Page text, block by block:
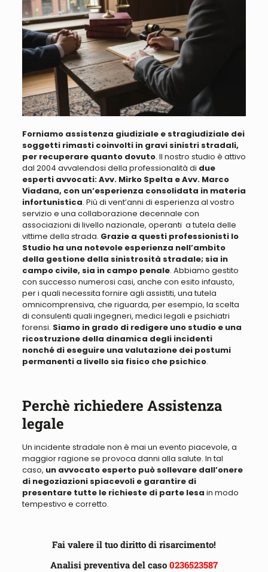
Forniamo assistenza giudiziale e stragiudiziale dei
soggetti rimasti coinvolti in gravi sinistri stradali,
per recuperare quanto dovuto. Il nostro studio è attivo
dal 2004 avvalendosi della professionalità di due
esperti avvocati: Avv. Mirko Spelta e Avv. Marco
Viadana, con un’esperienza consolidata in materia
infortunistica. Più di vent’anni di esperienza al vostro
servizio e una collaborazione decennale con
associazioni di livello nazionale, operanti a tutela delle
vittime della strada. Grazie a questi professionisti lo
Studio ha una notevole esperienza nell’ambito
della gestione della sinistrosità stradale; sia in
campo civile, sia in campo penale. Abbiamo gestito
con successo numerosi casi, anche con esito infausto,
per i quali necessita fornire agli assistiti, una tutela
omnicomprensiva, che riguarda, per esempio, la scelta
di consulenti quali ingegneri, medici legali e psichiatri
forensi. Siamo in grado di redigere uno studio e una
ricostruzione della dinamica degli incidenti
nonché di eseguire una valutazione dei postumi
permanenti a livello sia fisico che psichico.
Perchè richiedere Assistenza
legale
Un incidente stradale non è mai un evento piacevole, a
maggior ragione se provoca danni alla salute. In tal
caso, un avvocato esperto può sollevare dall’onere
di negoziazioni spiacevoli e garantire di
presentare tutte le richieste di parte lesa in modo
tempestivo e corretto.
Fai valere il tuo diritto di risarcimento!
Analisi preventiva del caso 0236523587